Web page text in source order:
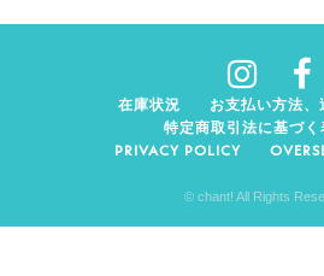
在庫状況
お支払い方法、
特定商取引法に基づく
PRIVACY POLICY
© chant! All Rights